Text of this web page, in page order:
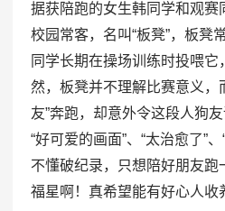
据获陪跑的女生韩同学和观赛
校园常客，名叫“板凳”，板凳
同学长期在操场训练时投喂它
然，板凳并不理解比赛意义，
友”奔跑，却意外令这段人狗
“好可爱的画面”、“太治愈了”
不懂破纪录，只想陪好朋友跑
福星啊！真希望能有好心人收